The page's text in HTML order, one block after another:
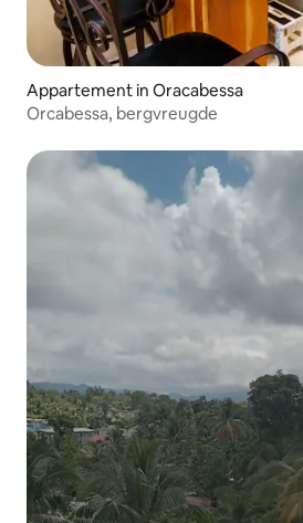
Appartement in Oracabessa
Orcabessa, bergvreugde